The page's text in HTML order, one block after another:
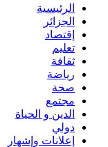
الرئيسية
الجزائر
إقتصاد
تعليم
ثقافة
رياضة
صحة
مجتمع
الدين و الحياة
دولي
إعلانات وإشهار